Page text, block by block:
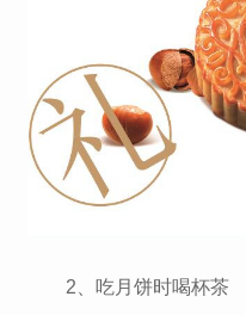
2、吃月饼时喝杯茶